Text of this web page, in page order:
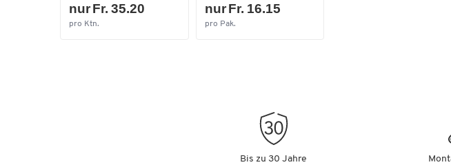
Kopien
Erste
nur Fr. 35.20
pro Ktn.
nur Fr. 16.15
pro Pak.
Bis zu 30 Jahre